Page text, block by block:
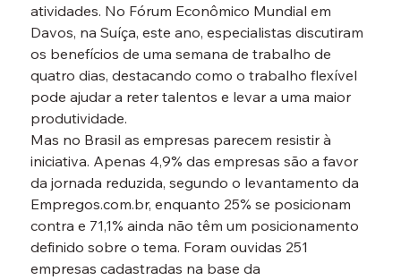
atividades. No Fórum Econômico Mundial em
Davos, na Suíça, este ano, especialistas discutiram
os benefícios de uma semana de trabalho de
quatro dias, destacando como o trabalho flexível
pode ajudar a reter talentos e levar a uma maior
produtividade.
Mas no Brasil as empresas parecem resistir à
iniciativa. Apenas 4,9% das empresas são a favor
da jornada reduzida, segundo o levantamento da
Empregos.com.br, enquanto 25% se posicionam
contra e 71,1% ainda não têm um posicionamento
definido sobre o tema. Foram ouvidas 251
empresas cadastradas na base da